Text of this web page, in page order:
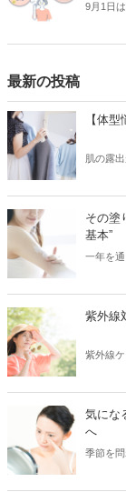
9月1日
最新の投稿
【体
肌の露
の位置
介しま
その塗
基本”
一年を
け止め
そこで
紫外線
紫外線
に達す
とでシ
ジング
気にな
へ
季節を